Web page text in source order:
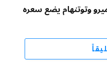
وتوتنهام يضع سعره